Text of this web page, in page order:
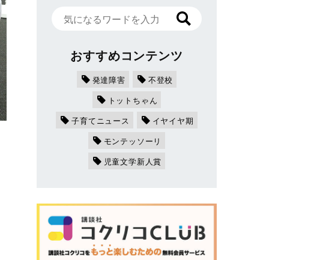
おすすめコンテンツ
発達障害
不登校
トットちゃん
子育てニュース
イヤイヤ期
モンテッソーリ
児童文学新人賞